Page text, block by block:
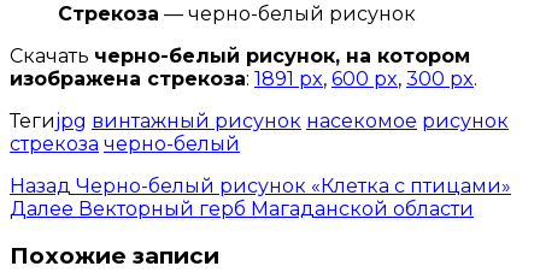
Стрекоза — черно-белый рисунок
Скачать черно-белый рисунок, на котором
изображена стрекоза: 1891 px, 600 px, 300 px.
Тегиjpg винтажный рисунок насекомое рисунок
стрекоза черно-белый
Назад Черно-белый рисунок «Клетка с птицами»
Далее Векторный герб Магаданской области
Похожие записи